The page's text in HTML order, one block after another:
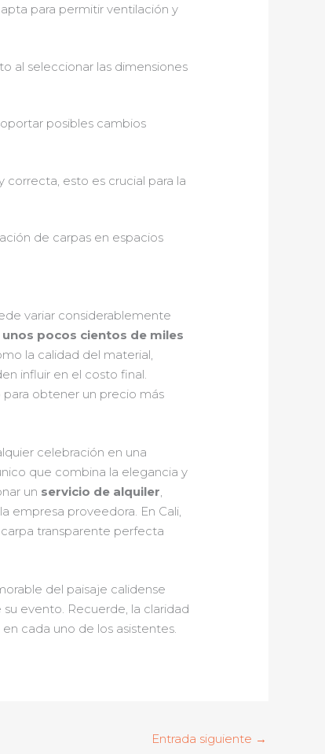
para permitir ventilación y
al seleccionar las dimensiones
posibles cambios
correcta, esto es crucial para la
de carpas en espacios
variar considerablemente
unos pocos cientos de miles
la calidad del material,
influir en el costo final.
obtener un precio más
celebración en una
que combina la elegancia y
un servicio de alquiler,
empresa proveedora. En Cali,
transparente perfecta
del paisaje calidense
evento. Recuerde, la claridad
cada uno de los asistentes.
Entrada siguiente →